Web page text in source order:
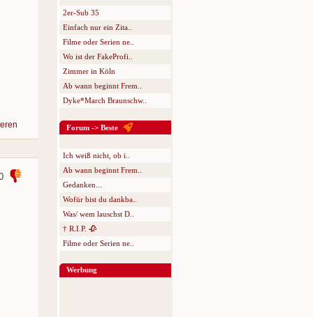
2er-Sub 35
Einfach nur ein Zita..
Filme oder Serien ne..
Wo ist der FakeProfi..
Zimmer in Köln
Ab wann beginnt Frem..
Dyke*March Braunschw..
Forum -> Beste
Ich weiß nicht, ob i..
Ab wann beginnt Frem..
Gedanken...
Wofür bist du dankba..
Was/ wem lauschst D..
† R.I.P. 🥀
Filme oder Serien ne..
Werbung